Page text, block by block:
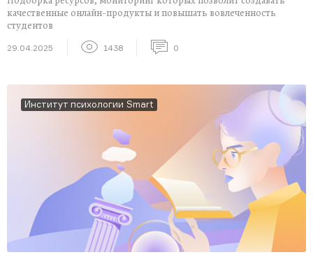
качественные онлайн-продукты и повышать вовлеченность
студентов
29.04.2025 1438 0
Институт психологии Smart